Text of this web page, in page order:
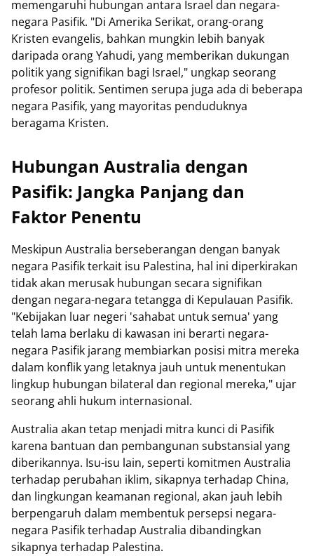
memengaruhi hubungan antara Israel dan negara-
negara Pasifik. "Di Amerika Serikat, orang-orang
Kristen evangelis, bahkan mungkin lebih banyak
daripada orang Yahudi, yang memberikan dukungan
politik yang signifikan bagi Israel," ungkap seorang
profesor politik. Sentimen serupa juga ada di beberapa
negara Pasifik, yang mayoritas penduduknya
beragama Kristen.
Hubungan Australia dengan
Pasifik: Jangka Panjang dan
Faktor Penentu
Meskipun Australia berseberangan dengan banyak
negara Pasifik terkait isu Palestina, hal ini diperkirakan
tidak akan merusak hubungan secara signifikan
dengan negara-negara tetangga di Kepulauan Pasifik.
"Kebijakan luar negeri 'sahabat untuk semua' yang
telah lama berlaku di kawasan ini berarti negara-
negara Pasifik jarang membiarkan posisi mitra mereka
dalam konflik yang letaknya jauh untuk menentukan
lingkup hubungan bilateral dan regional mereka," ujar
seorang ahli hukum internasional.
Australia akan tetap menjadi mitra kunci di Pasifik
karena bantuan dan pembangunan substansial yang
diberikannya. Isu-isu lain, seperti komitmen Australia
terhadap perubahan iklim, sikapnya terhadap China,
dan lingkungan keamanan regional, akan jauh lebih
berpengaruh dalam membentuk persepsi negara-
negara Pasifik terhadap Australia dibandingkan
sikapnya terhadap Palestina.